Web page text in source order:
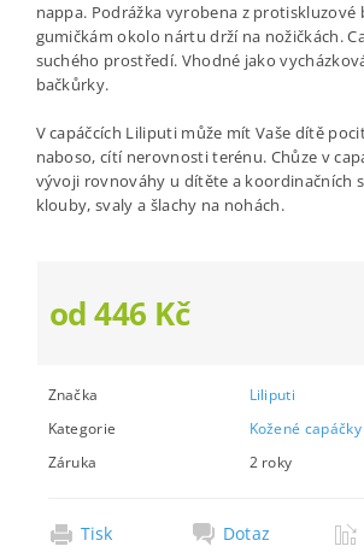
nappa. Podrážka vyrobena z protiskluzové
gumičkám okolo nártu drží na nožičkách.
suchého prostředí. Vhodné jako
bačkůrky.
V capáčcích Liliputi může mít Vaše dítě
naboso, cítí nerovnosti terénu. Chůze v
vývoji rovnováhy u dítěte a koordinačních
klouby, svaly a šlachy na nohách.
od 446 Kč
Značka
Liliputi
Kategorie
Kožené capáčky
Záruka
2 roky
Tisk Dotaz